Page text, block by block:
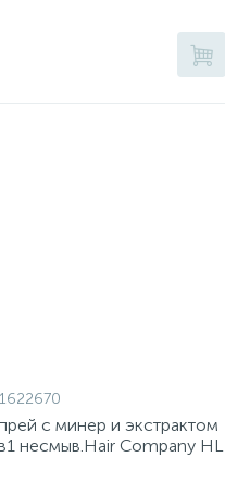
1622670
с минер и экстрактом
несмыв.Hair Company HL